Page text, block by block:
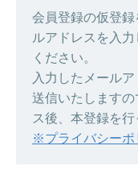
会員登録の仮登
ルアドレスを入
ください。
入力したメール
送信いたします
ス後、本登録を行
※プライバシーポ